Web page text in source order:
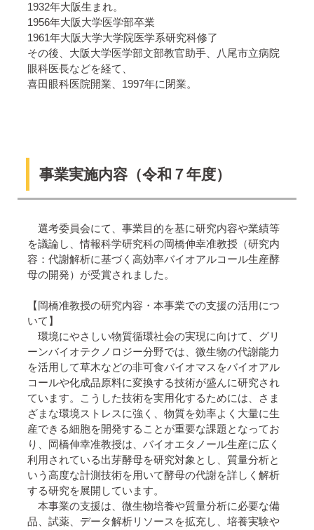
1932年大阪生まれ。
1956年大阪大学医学部卒業
1961年大阪大学大学院医学系研究科修了
その後、大阪大学医学部文部教官助手、八尾市立病院
眼科医長などを経て、
喜田眼科医院開業、1997年に閉業。
事業実施内容（令和７年度）
選考委員会にて、事業目的を基に研究内容や業績等
を議論し、情報科学研究科の岡橋伸幸准教授（研究内
容：代謝解析に基づく高効率バイオアルコール生産酵
母の開発）が受賞されました。
【岡橋准教授の研究内容・本事業での支援の活用につ
いて】
環境にやさしい物質循環社会の実現に向けて、グリ
ーンバイオテクノロジー分野では、微生物の代謝能力
を活用して草木などの非可食バイオマスをバイオアル
コールや化成品原料に変換する技術が盛んに研究され
ています。こうした技術を実用化するためには、さま
ざまな環境ストレスに強く、物質を効率よく大量に生
産できる細胞を開発することが重要な課題となってお
り、岡橋伸幸准教授は、バイオエタノール生産に広く
利用されている出芽酵母を研究対象とし、質量分析と
いう高度な計測技術を用いて酵母の代謝を詳しく解析
する研究を展開しています。
本事業の支援は、微生物培養や質量分析に必要な備
品、試薬、データ解析リソースを拡充し、培養実験や